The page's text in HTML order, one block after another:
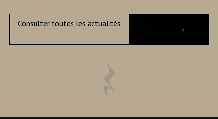
Consulter toutes les actualités